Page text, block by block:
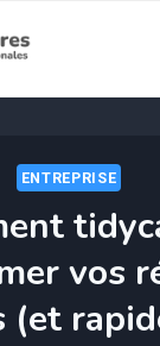
ENTREPRISE
vos
(et